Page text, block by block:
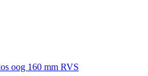
oog 160 mm RVS